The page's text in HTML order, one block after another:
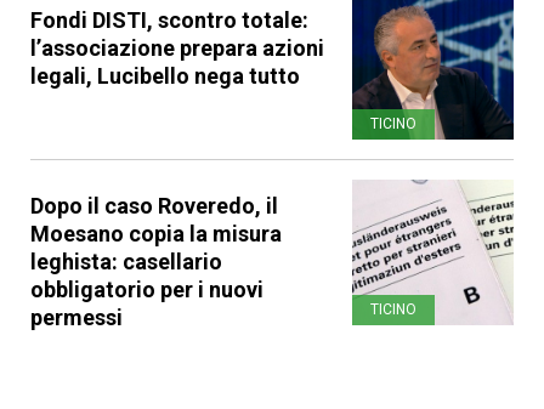
Fondi DISTI, scontro totale:
l’associazione prepara azioni
legali, Lucibello nega tutto
TICINO
Dopo il caso Roveredo, il
Moesano copia la misura
leghista: casellario
obbligatorio per i nuovi
permessi
TICINO